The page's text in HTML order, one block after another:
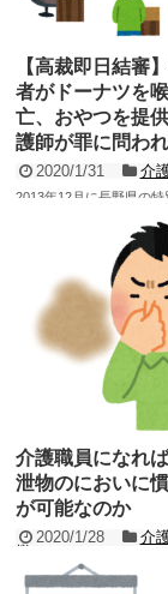
【高裁即日結審
者がドーナツを
亡、おやつを提
護師が罪に問わ
2020/1/31 介
2013年12月に長野県の特
たおやつのドーナツを入
め、その1か月後に死...
記事を読む
介護職員になれ
泄物のにおいに
が可能なのか
2020/1/28
介
徴
介護職員は利用者の排泄